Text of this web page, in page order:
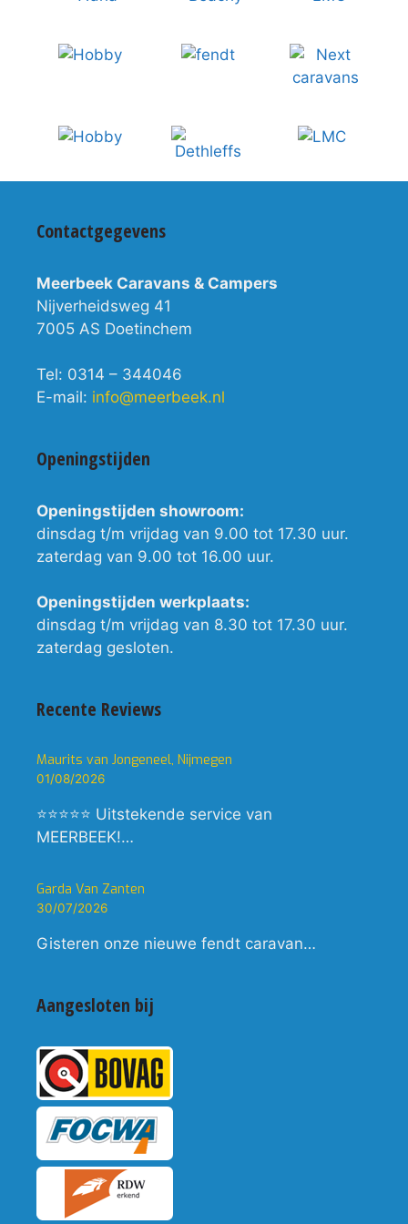
Contactgegevens
Meerbeek Caravans & Campers
Nijverheidsweg 41
7005 AS Doetinchem
Tel: 0314 – 344046
E-mail: info@meerbeek.nl
Openingstijden
Openingstijden showroom:
dinsdag t/m vrijdag van 9.00 tot 17.30 uur.
zaterdag van 9.00 tot 16.00 uur.
Openingstijden werkplaats:
dinsdag t/m vrijdag van 8.30 tot 17.30 uur.
zaterdag gesloten.
Recente Reviews
Maurits van Jongeneel, Nijmegen
01/08/2026
⭐⭐⭐⭐⭐ Uitstekende service van
MEERBEEK!…
Garda Van Zanten
30/07/2026
Gisteren onze nieuwe fendt caravan…
Aangesloten bij